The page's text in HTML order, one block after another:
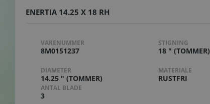
ENERTIA 14.25 X 18 RH
VARENUMMER
8M0151237
STIGNING
18 " (TOMMER)
DIAMETER
14.25 " (TOMMER)
MATERIALE
RUSTFRI
ANTAL BLADE
3